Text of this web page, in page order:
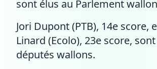
sont élus au Parlement
Jori Dupont (PTB), 14e score,
Linard (Ecolo), 23e score,
députés wallons.